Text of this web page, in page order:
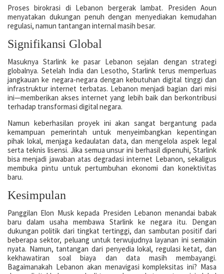
Proses birokrasi di Lebanon bergerak lambat. Presiden Aoun
menyatakan dukungan penuh dengan menyediakan kemudahan
regulasi, namun tantangan internal masih besar.
Signifikansi Global
Masuknya Starlink ke pasar Lebanon sejalan dengan strategi
globalnya. Setelah India dan Lesotho, Starlink terus memperluas
jangkauan ke negara-negara dengan kebutuhan digital tinggi dan
infrastruktur internet terbatas. Lebanon menjadi bagian dari misi
ini—memberikan akses internet yang lebih baik dan berkontribusi
terhadap transformasi digital negara.
Namun keberhasilan proyek ini akan sangat bergantung pada
kemampuan pemerintah untuk menyeimbangkan kepentingan
pihak lokal, menjaga kedaulatan data, dan mengelola aspek legal
serta teknis lisensi. Jika semua unsur ini berhasil dipenuhi, Starlink
bisa menjadi jawaban atas degradasi internet Lebanon, sekaligus
membuka pintu untuk pertumbuhan ekonomi dan konektivitas
baru.
Kesimpulan
Panggilan Elon Musk kepada Presiden Lebanon menandai babak
baru dalam usaha membawa Starlink ke negara itu. Dengan
dukungan politik dari tingkat tertinggi, dan sambutan positif dari
beberapa sektor, peluang untuk terwujudnya layanan ini semakin
nyata. Namun, tantangan dari penyedia lokal, regulasi ketat, dan
kekhawatiran soal biaya dan data masih membayangi.
Bagaimanakah Lebanon akan menavigasi kompleksitas ini? Masa